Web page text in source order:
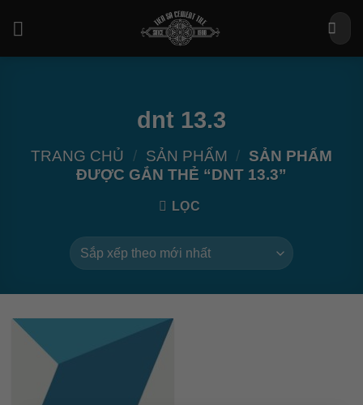
Tìm
kiếm:
dnt 13.3
TRANG CHỦ / SẢN PHẨM / SẢN PHẨM
ĐƯỢC GẮN THẺ “DNT 13.3”
LỌC